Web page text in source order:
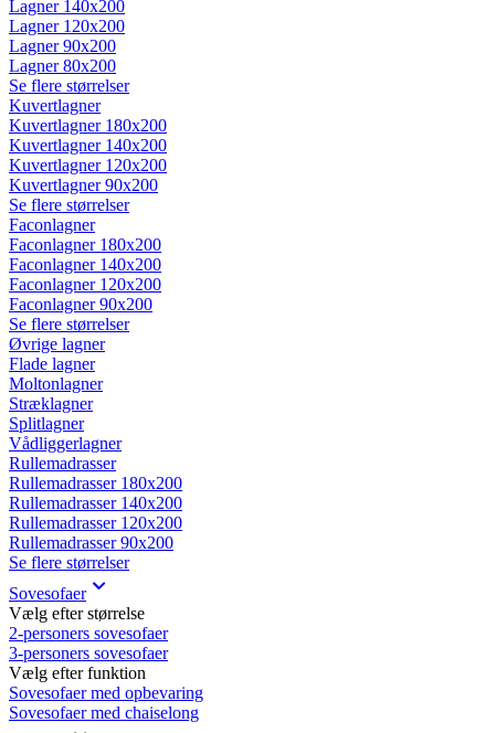
Lagner 140x200
Lagner 120x200
Lagner 90x200
Lagner 80x200
Se flere størrelser
Kuvertlagner
Kuvertlagner 180x200
Kuvertlagner 140x200
Kuvertlagner 120x200
Kuvertlagner 90x200
Se flere størrelser
Faconlagner
Faconlagner 180x200
Faconlagner 140x200
Faconlagner 120x200
Faconlagner 90x200
Se flere størrelser
Øvrige lagner
Flade lagner
Moltonlagner
Stræklagner
Splitlagner
Vådliggerlagner
Rullemadrasser
Rullemadrasser 180x200
Rullemadrasser 140x200
Rullemadrasser 120x200
Rullemadrasser 90x200
Se flere størrelser
Sovesofaer
Vælg efter størrelse
2-personers sovesofaer
3-personers sovesofaer
Vælg efter funktion
Sovesofaer med opbevaring
Sovesofaer med chaiselong